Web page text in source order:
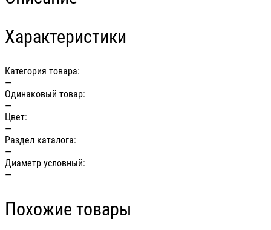
Характеристики
Категория товара:
—
Одинаковый товар:
—
Цвет:
—
Раздел каталога:
—
Диаметр условный:
—
Похожие товары